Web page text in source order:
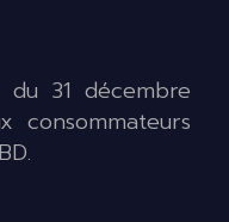
du 31 décembre
consommateurs